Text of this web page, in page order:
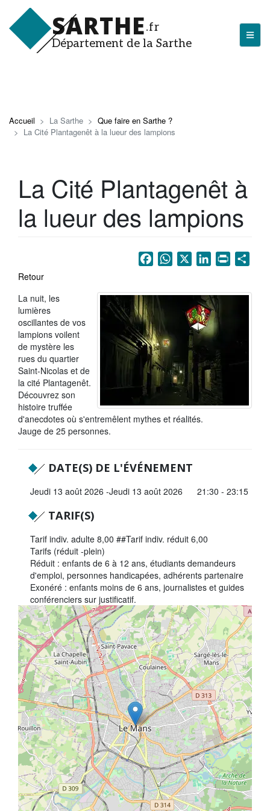
au
contenu
principal
SARTHE.fr
Département de la Sarthe
Les actualités du Département
J'arrive en Sarthe
Entreprendre en Sarthe
Tourisme en Sarthe
La Sarthe en vidéos
L'Abbaye Royale de l'Épau
Voix au Chapitre
Les expositions virtuelles
La Sarthe sur les réseaux
La newsletter du Département de la
Sarthe
LE CONSEIL DÉPARTEMENTAL
Les 21 cantons de la Sarthe
Tribunes politiques
L'Assemblée départementale
Histoire des Départements
Le budget 2026
Priorités et grands projets 2026
2021-2025 : 4 ans d'actions !
Plan de relance: le Département, acteur
de la reprise!
Recrutement et emploi
Les services en ligne
Magazine La Sarthe
Contacter le Département
Accueil La Sarthe
Que faire en Sarthe ?
La Cité Plantagenêt à la lueur des lampions
La Cité Plantagenêt à
la lueur des lampions
FacebookWhatsApp
X LinkedIn
Print
Retour
La nuit, les
lumières
oscillantes de vos
lampions voilent
de mystère les
rues du quartier
Saint-Nicolas et de
la cité Plantagenêt.
Découvrez son
histoire truffée
d'anecdotes où s'entremêlent mythes et réalités.
Jauge de 25 personnes.
DATE(S) DE L'ÉVÉNEMENT
Jeudi 13 août 2026 Jeudi 13 août 2026 21:30 - 23:15
TARIF(S)
Tarif indiv. adulte 8,00 ##Tarif indiv. réduit 6,00
Tarifs (réduit -plein)
Réduit : enfants de 6 à 12 ans, étudiants demandeurs
d'emploi, personnes handicapées, adhérents partenaire
Exonéré : enfants moins de 6 ans, journalistes et guides
conférenciers sur justificatif.
+
−